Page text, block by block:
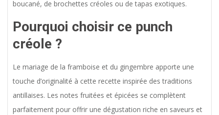
boucané, de brochettes créoles ou de tapas exotiques.
Pourquoi choisir ce punch
créole ?
Le mariage de la framboise et du gingembre apporte une
touche d’originalité à cette recette inspirée des traditions
antillaises. Les notes fruitées et épicées se complètent
parfaitement pour offrir une dégustation riche en saveurs et